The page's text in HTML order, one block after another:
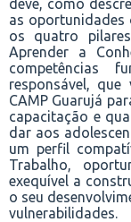
deve, como
as oportunidades
os quatro
Aprender a
competências
responsável,
CAMP Guarujá p
capacitação e
dar aos
um perfil
Trabalho,
exequível a
o seu
vulnerabilidades.